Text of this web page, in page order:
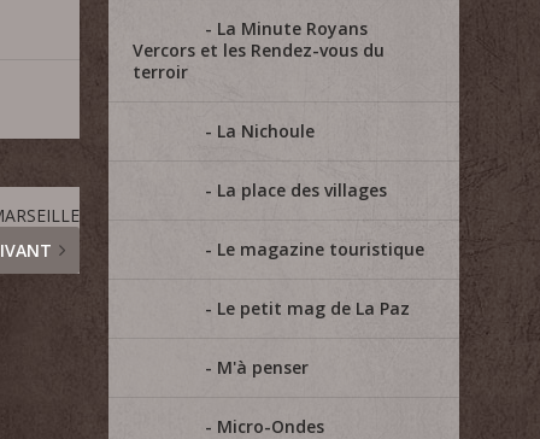
La Minute Royans
Vercors et les Rendez-vous du
terroir
La Nichoule
La place des villages
Le magazine touristique
Le petit mag de La Paz
M'à penser
Micro-Ondes